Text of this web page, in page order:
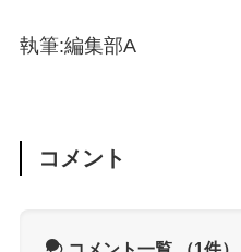
執筆:編集部A
コメント